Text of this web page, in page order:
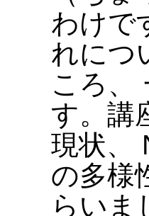
わけで
れにつ
ころ、
す。講
現状、
の多様
らいま